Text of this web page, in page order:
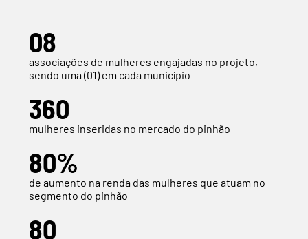
08
associações de mulheres engajadas no projeto,
sendo uma (01) em cada município
360
mulheres inseridas no mercado do pinhão
80%
de aumento na renda das mulheres que atuam no
segmento do pinhão
80